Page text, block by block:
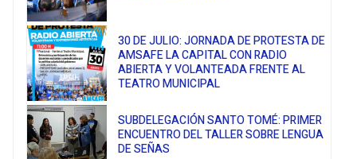
30 DE JULIO: JORNADA DE PROTESTA DE
AMSAFE LA CAPITAL CON RADIO
ABIERTA Y VOLANTEADA FRENTE AL
TEATRO MUNICIPAL
SUBDELEGACIÓN SANTO TOMÉ: PRIMER
ENCUENTRO DEL TALLER SOBRE LENGUA
DE SEÑAS